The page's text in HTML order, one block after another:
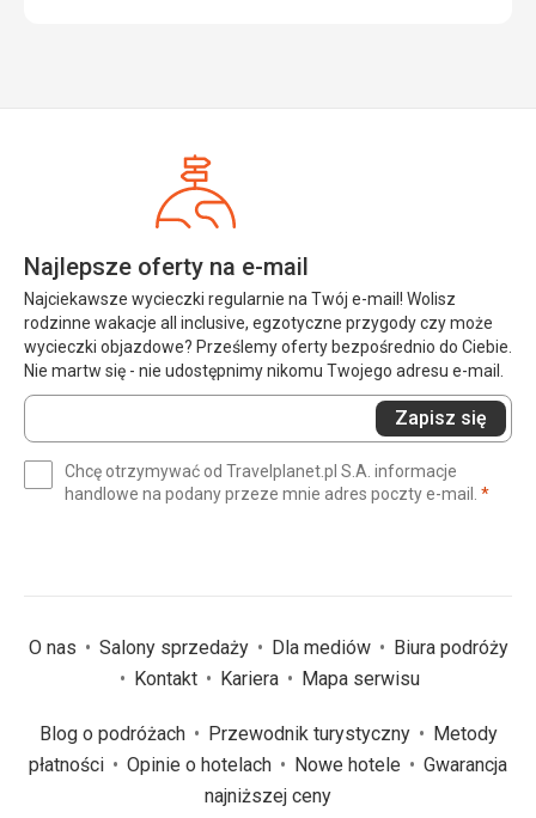
Najlepsze oferty na e-mail
Najciekawsze wycieczki regularnie na Twój e-mail! Wolisz
rodzinne wakacje all inclusive, egzotyczne przygody czy może
wycieczki objazdowe? Prześlemy oferty bezpośrednio do Ciebie.
Nie martw się - nie udostępnimy nikomu Twojego adresu e-mail.
Wprowadź
swój
(wymagane)
Zapisz się
Chcę otrzymywać od Travelplanet.pl S.A. informacje
handlowe na podany przeze mnie adres poczty e-mail. *
O nas Salony sprzedaży Dla mediów
Biura podróży
Kontakt
Kariera Mapa serwisu
Blog o podróżach Przewodnik turystyczny
Metody
płatności
Opinie o hotelach Nowe hotele
Gwarancja
najniższej ceny